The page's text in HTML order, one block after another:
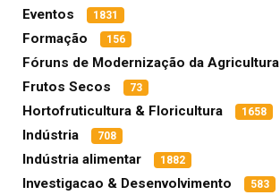
Eventos 1831
Formação 156
Fóruns de Modernização da Agricultura
Frutos Secos 73
Hortofruticultura & Floricultura 1658
Indústria 708
Indústria alimentar 1882
Investigacao & Desenvolvimento 583